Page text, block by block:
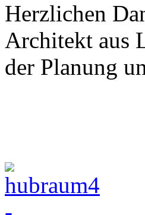
Herzlichen
Architekt aus
der Planung